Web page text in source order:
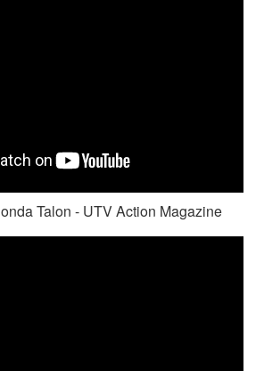
Talon - UTV Action Magazine